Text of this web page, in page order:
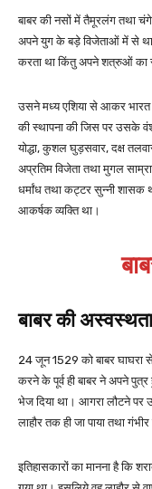
बाबर की नसों में तैमूरलंग तथा
अपने युग के बड़े विजेताओं में से
करता था किंतु अपने शत्रुओं का
उसने मध्य एशिया से आकर भारत
की स्थापना की जिस पर उसके
योद्धा, कुशल घुड़सवार, दक्ष
अप्रतिम विजेता तथा मुगल
धर्मांध तथा कट्टर सुन्नी शासक
आकर्षक व्यक्ति था।
बाबर की अस्वस्थता
24 जून 1529 को बाबर
करने के पूर्व ही बाबर ने अपने
भेज दिया था। आगरा लौटने पर
लाहौर तक ही जा पाया तथा
इतिहासकारों का मानना है कि